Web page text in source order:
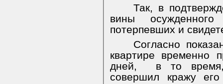
Так, в
вины осужденного
потерпевших и
Согласно
квартире временно
дней,
в то
совершил кражу